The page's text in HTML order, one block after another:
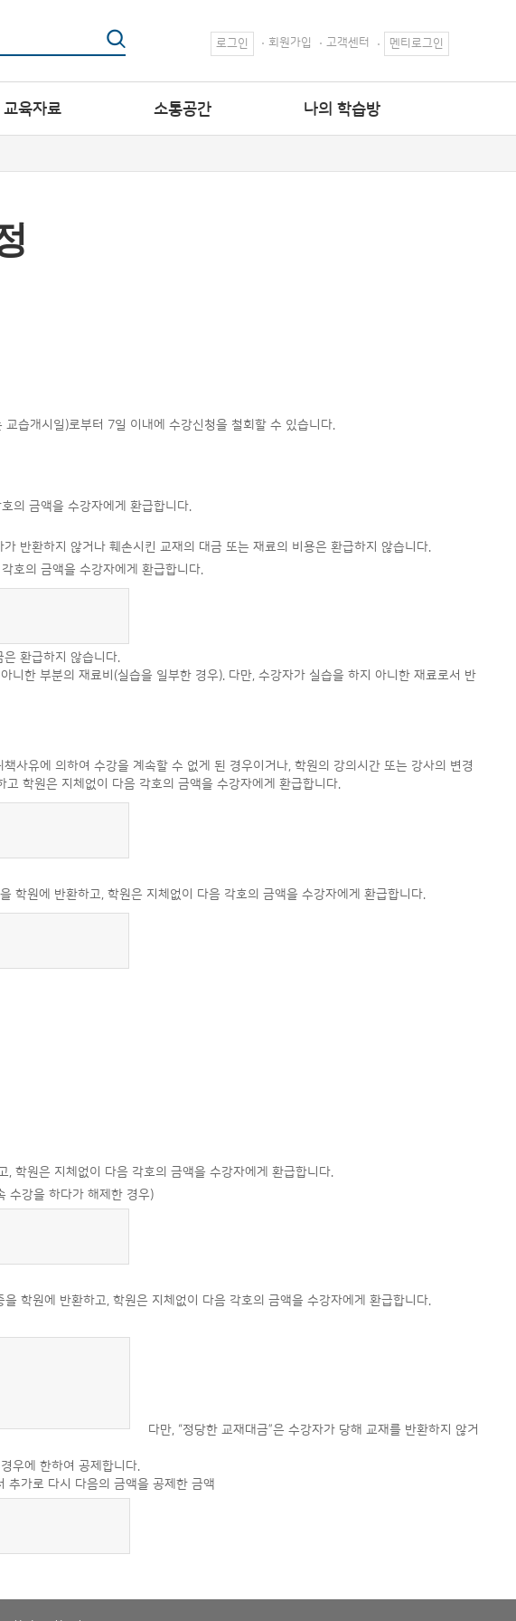
로그인 회원가입 고객센터 멘티로그인
교육자료 소통공간 나의 학습방
습개시일)로부터 7일 이내에 수강신청을 철회할 수 있습니다.
의 금액을 수강자에게 환급합니다.
반환하지 않거나 훼손시킨 교재의 대금 또는 재료의 비용은 환급하지 않습니다.
호의 금액을 수강자에게 환급합니다.
환급하지 않습니다.
한 부분의 재료비(실습을 일부한 경우). 다만, 수강자가 실습을 하지 아니한 재료로서 반
사유에 의하여 수강을 계속할 수 없게 된 경우이거나, 학원의 강의시간 또는 강사의 변경
학원은 지체없이 다음 각호의 금액을 수강자에게 환급합니다.
학원에 반환하고, 학원은 지체없이 다음 각호의 금액을 수강자에게 환급합니다.
학원은 지체없이 다음 각호의 금액을 수강자에게 환급합니다.
수강을 하다가 해제한 경우)
학원에 반환하고, 학원은 지체없이 다음 각호의 금액을 수강자에게 환급합니다.
다만, “정당한 교재대금”은 수강자가 당해 교재를 반환하지 않거
우에 한하여 공제합니다.
추가로 다시 다음의 금액을 공제한 금액